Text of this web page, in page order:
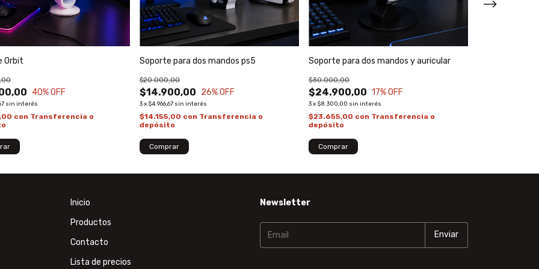
Orbit
40% OFF
sin interés
con Transferencia o
Soporte para dos mandos ps5
$14.900,00
$20.000,00
26% OFF
3x $4.966,67 sin interés
$14.155,00 con Transferencia o
depósito
Comprar
Soporte para dos mandos y auricular
$24.900,00
$30.000,00
17% OFF
3x $8.300,00 sin interés
$23.655,00 con Transferencia o
depósito
Inicio
Productos
Contacto
Lista de precios
Newsletter